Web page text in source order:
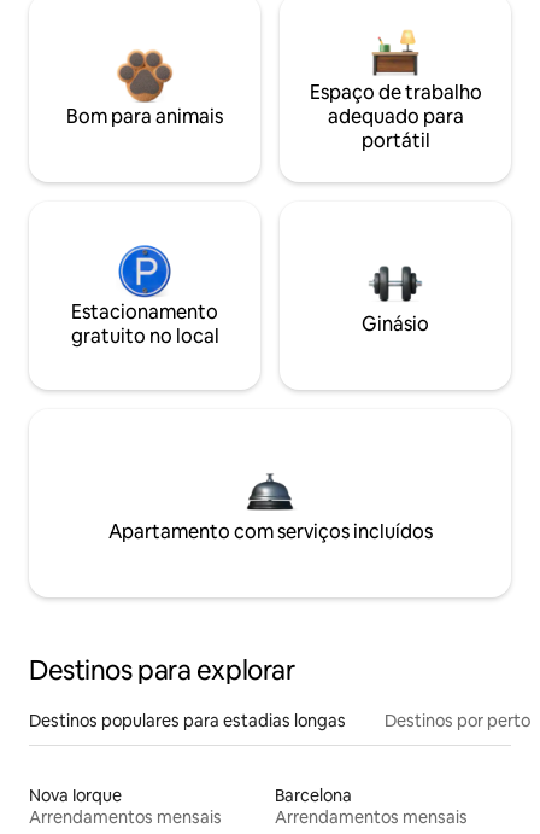
Bom para animais
Espaço de trabalho
adequado para
portátil
Estacionamento
gratuito no local
Ginásio
Apartamento com serviços incluídos
Destinos para explorar
Destinos populares para estadias longas Destinos por perto
Nova Iorque
Arrendamentos mensais
Barcelona
Arrendamentos mensais